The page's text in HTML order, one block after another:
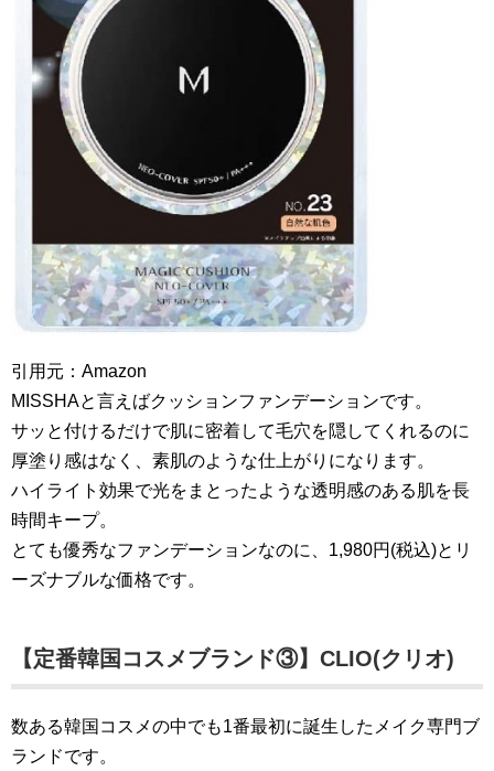
引用元：Amazon
MISSHAと言えばクッションファンデーションです。
サッと付けるだけで肌に密着して毛穴を隠してくれるのに
厚塗り感はなく、素肌のような仕上がりになります。
ハイライト効果で光をまとったような透明感のある肌を長
時間キープ。
とても優秀なファンデーションなのに、1,980円(税込)とリ
ーズナブルな価格です。
【定番韓国コスメブランド③】CLIO(クリオ)
数ある韓国コスメの中でも1番最初に誕生したメイク専門ブ
ランドです。